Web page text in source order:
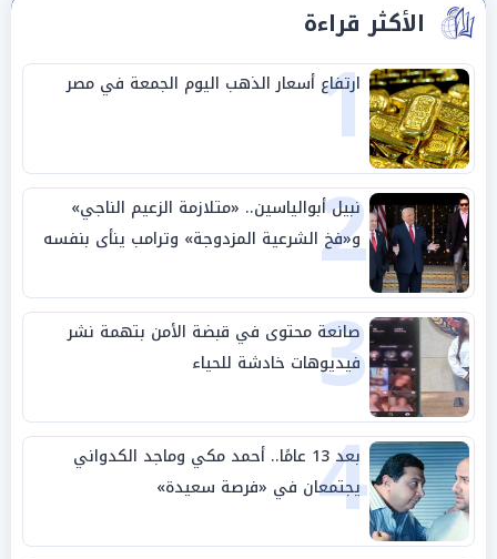
الأكثر قراءة
1
ارتفاع أسعار الذهب اليوم الجمعة في مصر
2
نبيل أبوالياسين.. «متلازمة الزعيم الناجي»
و«فخ الشرعية المزدوجة» وترامب ينأى بنفسه
وحليفه في «ميتم استراتيجي»
3
صانعة محتوى في قبضة الأمن بتهمة نشر
فيديوهات خادشة للحياء
4 بعد 13 عامًا.. أحمد مكي وماجد الكدواني
يجتمعان في «فرصة سعيدة»